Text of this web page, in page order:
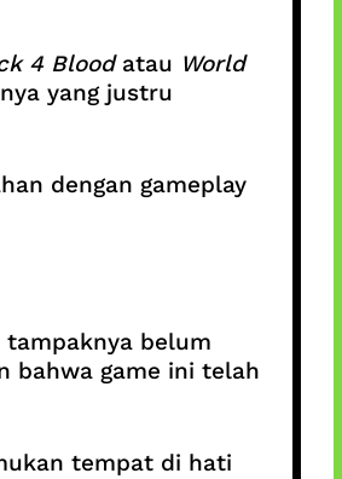
4 Bloodatau World
yang justru
dengan gameplay
belum
bahwa game ini telah
tempat di hati